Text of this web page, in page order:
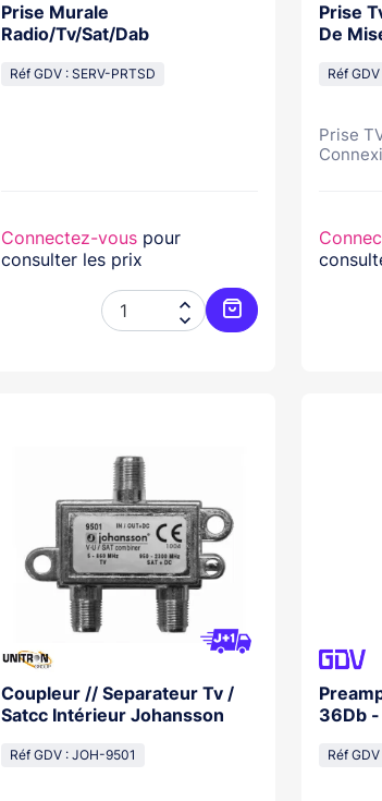
Prise Murale
Radio/Tv/Sat/Dab
Réf GDV : SERV-PRTSD
Connectez-vouspour
consulter les prix


Ajouter au panier
Prise
De
Réf
Prise
Coupleur // Separateur Tv /
Satcc Intérieur Johansson
Réf GDV : JOH-9501
36Db -
Réf